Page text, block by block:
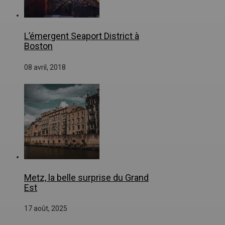
L’émergent Seaport District à
Boston
08 avril, 2018
Metz, la belle surprise du Grand
Est
17 août, 2025